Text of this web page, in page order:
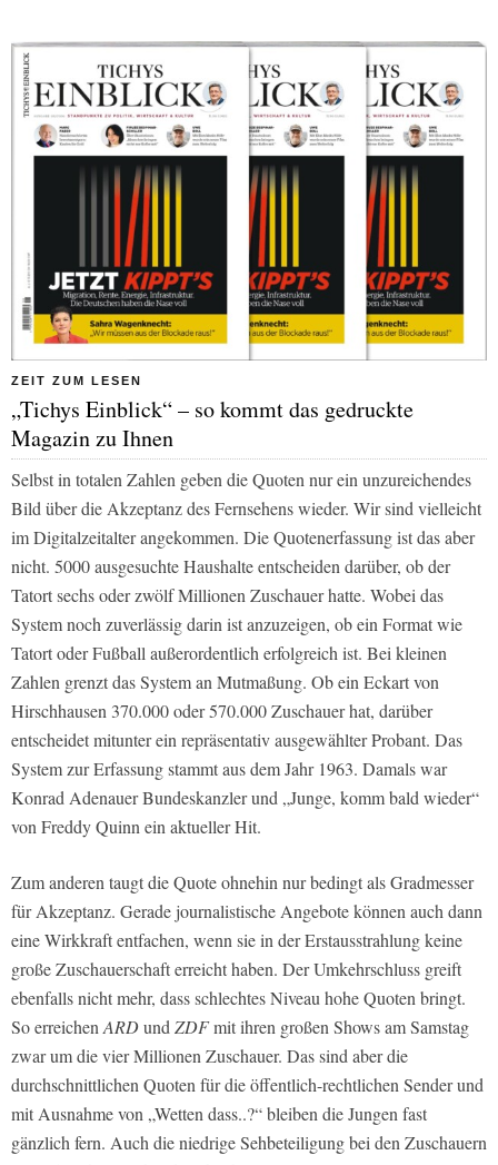
ZEIT ZUM LESEN
„Tichys Einblick“ – so kommt das gedruckte
Magazin zu Ihnen
Selbst in totalen Zahlen geben die Quoten nur ein unzureichendes
Bild über die Akzeptanz des Fernsehens wieder. Wir sind vielleicht
im Digitalzeitalter angekommen. Die Quotenerfassung ist das aber
nicht. 5000 ausgesuchte Haushalte entscheiden darüber, ob der
Tatort sechs oder zwölf Millionen Zuschauer hatte. Wobei das
System noch zuverlässig darin ist anzuzeigen, ob ein Format wie
Tatort oder Fußball außerordentlich erfolgreich ist. Bei kleinen
Zahlen grenzt das System an Mutmaßung. Ob ein Eckart von
Hirschhausen 370.000 oder 570.000 Zuschauer hat, darüber
entscheidet mitunter ein repräsentativ ausgewählter Probant. Das
System zur Erfassung stammt aus dem Jahr 1963. Damals war
Konrad Adenauer Bundeskanzler und „Junge, komm bald wieder“
von Freddy Quinn ein aktueller Hit.
Zum anderen taugt die Quote ohnehin nur bedingt als Gradmesser
für Akzeptanz. Gerade journalistische Angebote können auch dann
eine Wirkkraft entfachen, wenn sie in der Erstausstrahlung keine
große Zuschauerschaft erreicht haben. Der Umkehrschluss greift
ebenfalls nicht mehr, dass schlechtes Niveau hohe Quoten bringt.
So erreichen ARDund ZDFmit ihren großen Shows am Samstag
zwar um die vier Millionen Zuschauer. Das sind aber die
durchschnittlichen Quoten für die öffentlich-rechtlichen Sender und
mit Ausnahme von „Wetten dass..?“ bleiben die Jungen fast
gänzlich fern. Auch die niedrige Sehbeteiligung bei den Zuschauern